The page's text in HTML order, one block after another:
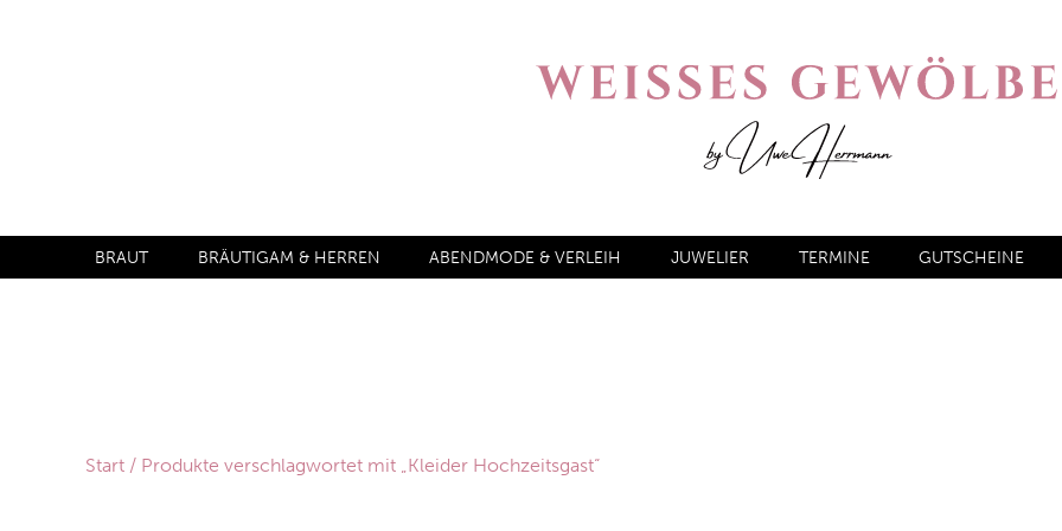
BRAUT BRÄUTIGAM & HERREN ABENDMODE & VERLEIH JUWELIER TERMINE GUTSCHEINE
Start / Produkte verschlagwortet mit „Kleider Hochzeitsgast“